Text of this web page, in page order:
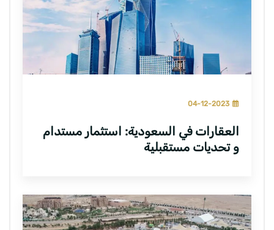
04-12-2023
العقارات في السعودية: استثمار مستدام
و تحديات مستقبلية